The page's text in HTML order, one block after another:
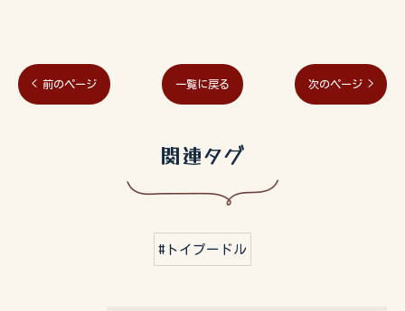
< 前のページ 一覧に戻る 次のページ >
関連タグ
#トイプードル